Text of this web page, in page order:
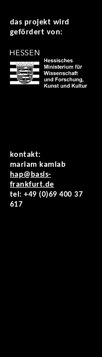
das projekt wird
gefördert von:
kontakt:
mariam kamiab
hap@basis-
frankfurt.de
tel: +49 (0)69 400 37
617